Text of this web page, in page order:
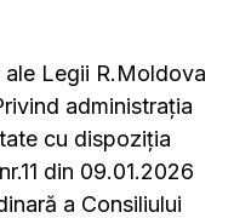
ale Legii R.Moldova
administraţia
cu dispoziţia
din 09.01.2026
a Consiliului